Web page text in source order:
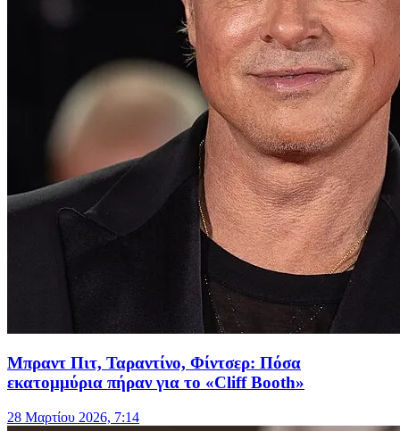
Μπραντ Πιτ, Ταραντίνο, Φίντσερ: Πόσα
εκατομμύρια πήραν για το «Cliff Booth»
28 Μαρτίου 2026, 7:14